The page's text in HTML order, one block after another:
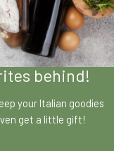
behind!
your Italian goodies
get a little gift!